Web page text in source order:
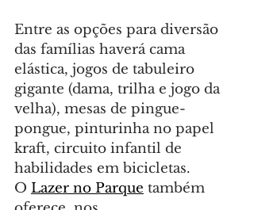
Entre as opções para diversão
das famílias haverá cama
elástica, jogos de tabuleiro
gigante (dama, trilha e jogo da
velha), mesas de pingue-
pongue, pinturinha no papel
kraft, circuito infantil de
habilidades em bicicletas.
O Lazer no Parque também